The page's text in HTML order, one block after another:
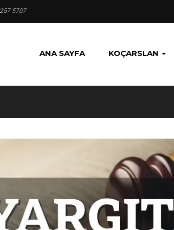
5707
ANA SAYFA KOÇARSLAN